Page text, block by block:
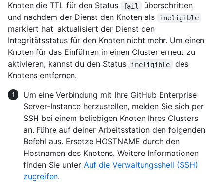
Knoten die TTL für den Status
fail
überschritten
und nachdem der Dienst den Knoten als
ineligible
markiert hat, aktualisiert der Dienst den
Integritätsstatus für den Knoten nicht mehr. Um einen
Knoten für das Einführen in einen Cluster erneut zu
aktivieren, kannst du den Status
ineligible
des
Knotens entfernen.
Um eine Verbindung mit Ihre GitHub Enterprise
Server-Instance herzustellen, melden Sie sich per
SSH bei einem beliebigen Knoten Ihres Clusters
an. Führe auf deiner Arbeitsstation den folgenden
Befehl aus. Ersetze HOSTNAME durch den
Hostnamen des Knotens. Weitere Informationen
finden Sie unter Auf die Verwaltungsshell (SSH)
zugreifen.